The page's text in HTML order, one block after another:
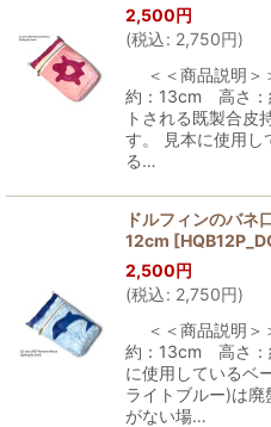
2,500円
(税込: 2,750円)
＜＜商品説明＞
約：13cm 高さ
トされる既製合皮
す。 見本に使用し
る…
ドルフィンのバ
12cm [
2,500円
(税込: 2,750円)
＜＜商品説明＞
約：13cm 高さ
に使用しているベ
ライトブルー)は
がない場…